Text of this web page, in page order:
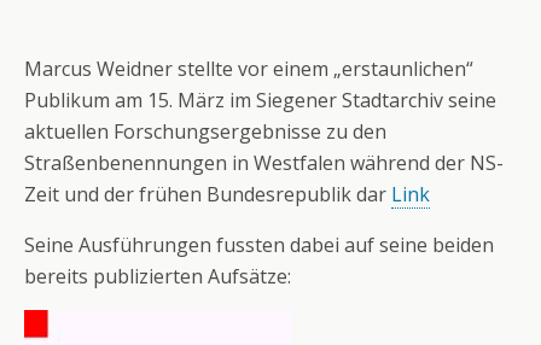
Marcus Weidner stellte vor einem „erstaunlichen“
Publikum am 15. März im Siegener Stadtarchiv seine
aktuellen Forschungsergebnisse zu den
Straßenbenennungen in Westfalen während der NS-
Zeit und der frühen Bundesrepublik dar Link
Seine Ausführungen fussten dabei auf seine beiden
bereits publizierten Aufsätze: